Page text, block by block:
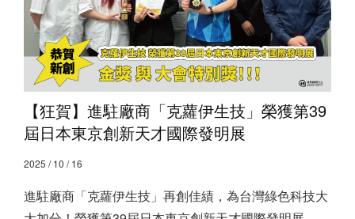
【狂賀】進駐廠商「克蘿伊生技」榮獲第39
屆日本東京創新天才國際發明展
2025 / 10 / 16
進駐廠商「克蘿伊生技」再創佳績，為台灣綠色科技大